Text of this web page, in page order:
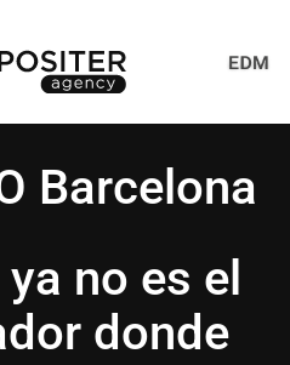
Barcelona
no es el
donde